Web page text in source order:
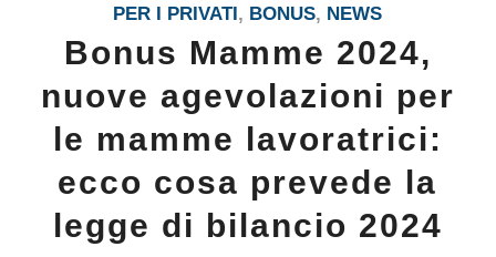
PER I PRIVATI, BONUS, NEWS
Bonus Mamme 2024,
nuove agevolazioni per
le mamme lavoratrici:
ecco cosa prevede la
legge di bilancio 2024